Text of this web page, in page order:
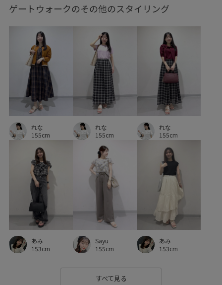
薄手 裏地付き 見た目以上の収納 軽快
ゲートウォークのその他のスタイリング
れな
155cm
れな
155cm
れな
155cm
あみ
153cm
Sayu
155cm
あみ
153cm
すべて見る